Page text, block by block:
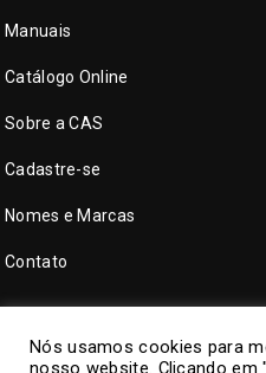
Manuais
Catálogo Online
Sobre a CAS
Cadastre-se
Nomes e Marcas
Contato
Nós usamos cookies para
nosso website. Clicando em